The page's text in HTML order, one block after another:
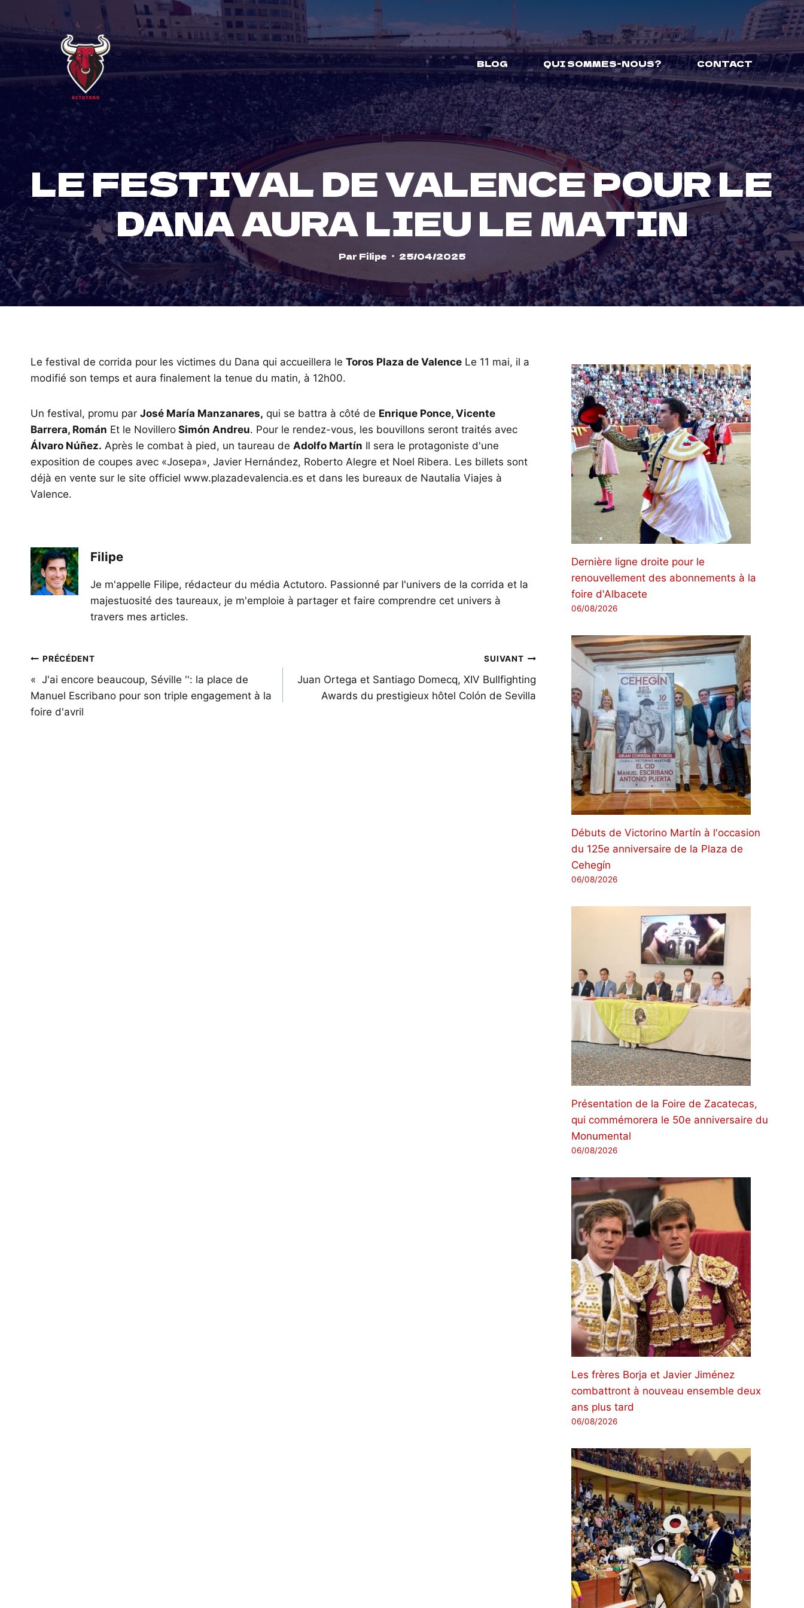
content
BLOG
QUI SOMMES-NOUS? CONTACT
LE FESTIVAL DE VALENCE POUR LE
DANA AURA LIEU LE MATIN
Par Filipe 25/04/2025
Le festival de corrida pour les victimes du Dana qui accueillera le Toros Plaza de Valence Le 11 mai, il a
modifié son temps et aura finalement la tenue du matin, à 12h00.
Un festival, promu par José María Manzanares, qui se battra à côté de Enrique Ponce, Vicente
Barrera, Román Et le Novillero Simón Andreu. Pour le rendez-vous, les bouvillons seront traités avec
Álvaro Núñez. Après le combat à pied, un taureau de Adolfo Martín Il sera le protagoniste d'une
exposition de coupes avec «Josepa», Javier Hernández, Roberto Alegre et Noel Ribera. Les billets sont
déjà en vente sur le site officiel www.plazadevalencia.es et dans les bureaux de Nautalia Viajes à
Valence.
Filipe
Je m'appelle Filipe, rédacteur du média Actutoro. Passionné par l'univers de la corrida et la
majestuosité des taureaux, je m'emploie à partager et faire comprendre cet univers à
travers mes articles.
Navigation
de
l’article
PRÉCÉDENT
« J'ai encore beaucoup, Séville '': la place de
Manuel Escribano pour son triple engagement à la
foire d'avril
SUIVANT
Juan Ortega et Santiago Domecq, XIV Bullfighting
Awards du prestigieux hôtel Colón de Sevilla
Dernière ligne droite pour le
renouvellement des abonnements à la
foire d'Albacete
06/08/2026
Débuts de Victorino Martín à l'occasion
du 125e anniversaire de la Plaza de
Cehegín
06/08/2026
Présentation de la Foire de Zacatecas,
qui commémorera le 50e anniversaire du
Monumental
06/08/2026
Les frères Borja et Javier Jiménez
combattront à nouveau ensemble deux
ans plus tard
06/08/2026